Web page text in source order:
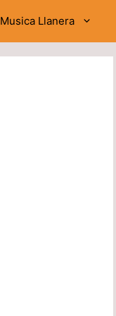
Musica Llanera